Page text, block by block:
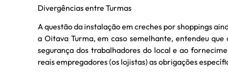
Divergências entre Turmas
A questão da instalação em creches por shoppings
a Oitava Turma, em caso semelhante, entendeu
segurança dos trabalhadores do local e ao
reais empregadores (os lojistas) as obrigações